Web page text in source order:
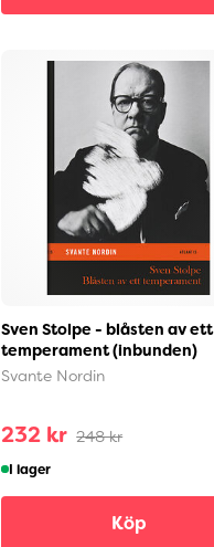
Sven Stolpe - blåsten av ett
temperament (inbunden)
Svante Nordin
232 kr 248 kr
I lager
Köp